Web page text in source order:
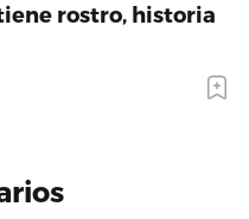
rostro, historia